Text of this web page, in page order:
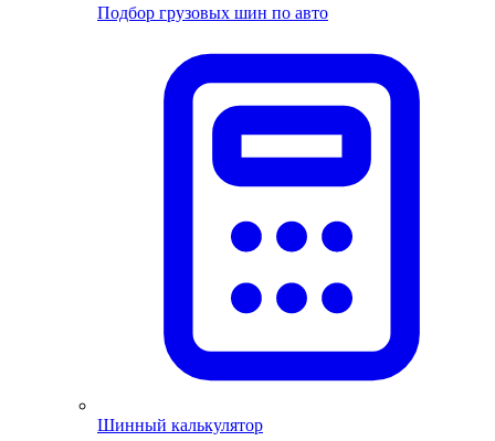
Подбор грузовых шин по авто
Шинный калькулятор